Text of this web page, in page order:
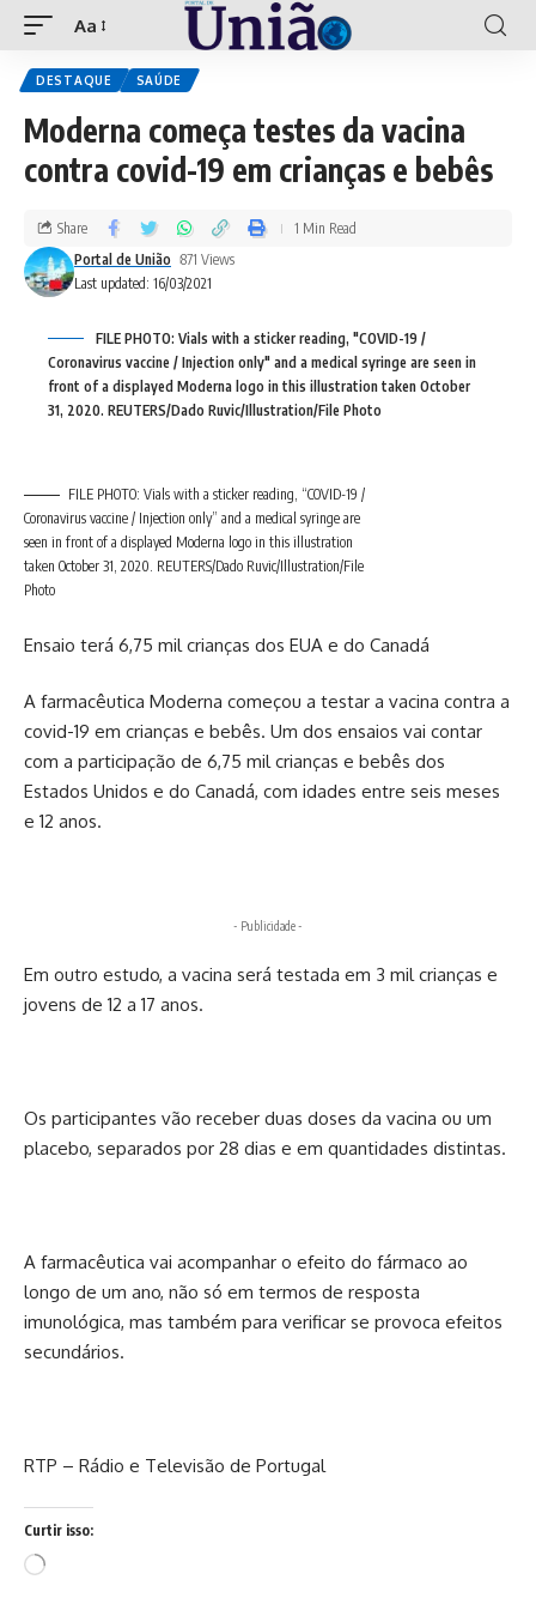
Aa
DESTAQUE SAÚDE
Moderna começa testes da vacina
contra covid-19 em crianças e bebês
Last updated: 16/03/2021
Portal de União 871 Views
Share 1 Min Read
FILE PHOTO: Vials with a sticker reading, "COVID-19 /
Coronavirus vaccine / Injection only" and a medical syringe are seen in
front of a displayed Moderna logo in this illustration taken October
31, 2020. REUTERS/Dado Ruvic/Illustration/File Photo
FILE PHOTO: Vials with a sticker reading, “COVID-19 /
Coronavirus vaccine / Injection only” and a medical syringe are
seen in front of a displayed Moderna logo in this illustration
taken October 31, 2020. REUTERS/Dado Ruvic/Illustration/File
Photo
Ensaio terá 6,75 mil crianças dos EUA e do Canadá
A farmacêutica Moderna começou a testar a vacina contra a
covid-19 em crianças e bebês. Um dos ensaios vai contar
com a participação de 6,75 mil crianças e bebês dos
Estados Unidos e do Canadá, com idades entre seis meses
e 12 anos.
- Publicidade -
Em outro estudo, a vacina será testada em 3 mil crianças e
jovens de 12 a 17 anos.
Os participantes vão receber duas doses da vacina ou um
placebo, separados por 28 dias e em quantidades distintas.
A farmacêutica vai acompanhar o efeito do fármaco ao
longo de um ano, não só em termos de resposta
imunológica, mas também para verificar se provoca efeitos
secundários.
RTP – Rádio e Televisão de Portugal
Curtir isso:
Carregando...